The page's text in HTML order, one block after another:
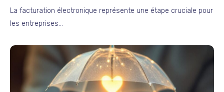
La facturation électronique représente une étape cruciale pour
les entreprises…